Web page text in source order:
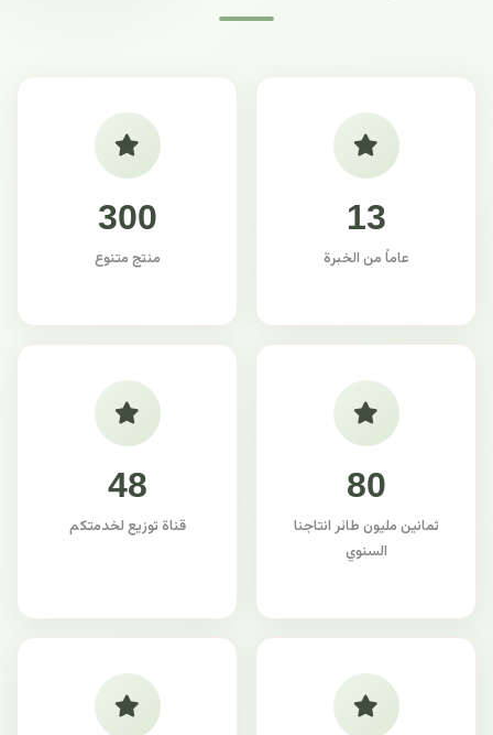
13
عاماً من الخبرة
300
منتج متنوع
80
ثمانين مليون طائر انتاجنا
السنوي
48
قناة توزيع لخدمتكم